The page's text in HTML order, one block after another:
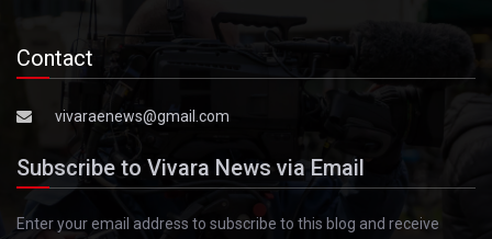
Contact
vivaraenews@gmail.com
Subscribe to Vivara News via Email
Enter your email address to subscribe to this blog and receive